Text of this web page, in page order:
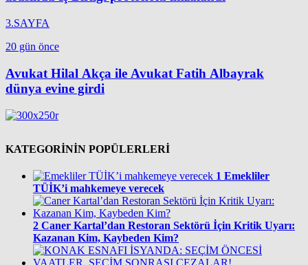
3.SAYFA
20 gün önce
Avukat Hilal Akça ile Avukat Fatih Albayrak
dünya evine girdi
KATEGORİNİN POPÜLERLERİ
1 Emekliler
TÜİK’i mahkemeye verecek
2 Caner Kartal’dan Restoran Sektörü İçin Kritik Uyarı:
Kazanan Kim, Kaybeden Kim?